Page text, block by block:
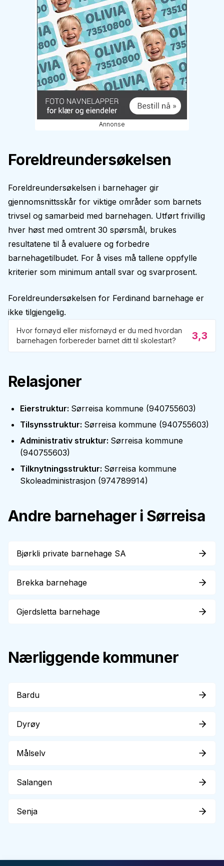
Annonse
Foreldreundersøkelsen
Foreldreundersøkelsen i barnehager gir
gjennomsnittsskår for viktige områder som barnets
trivsel og samarbeid med barnehagen. Utført frivillig
hver høst med omtrent 30 spørsmål, brukes
resultatene til å evaluere og forbedre
barnehagetilbudet. For å vises må tallene oppfylle
kriterier som minimum antall svar og svarprosent.
Foreldreundersøkelsen for Ferdinand barnehage er
ikke tilgjengelig.
Hvor fornøyd eller misfornøyd er du med hvordan
barnehagen forbereder barnet ditt til skolestart?
3,3
Relasjoner
Eierstruktur: Sørreisa kommune (940755603)
Tilsynsstruktur: Sørreisa kommune (940755603)
Administrativ struktur: Sørreisa kommune
(940755603)
Tilknytningsstruktur: Sørreisa kommune
Skoleadministrasjon (974789914)
Andre barnehager i Sørreisa
Bjørkli private barnehage SA
Brekka barnehage
Gjerdsletta barnehage
Nærliggende kommuner
Bardu
Dyrøy
Målselv
Salangen
Senja